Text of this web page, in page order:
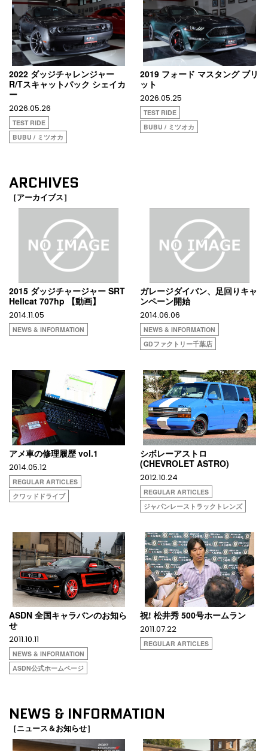
2022 ダッジチャレンジャー
R/Tスキャットパック シェイカ
ー
2026.05.26
TEST RIDE
BUBU / ミツオカ
2019 フォード マスタング ブリ
ット
2026.05.25
TEST RIDE
BUBU / ミツオカ
ARCHIVES
［アーカイブス］
2015 ダッジチャージャー SRT
Hellcat 707hp 【動画】
2014.11.05
NEWS & INFORMATION
ガレージダイバン、足回りキャ
ンペーン開始
2014.06.06
NEWS & INFORMATION
GDファクトリー千葉店
アメ車の修理履歴 vol.1
2014.05.12
REGULAR ARTICLES
クワッドドライブ
シボレーアストロ
(CHEVROLET ASTRO)
2012.10.24
REGULAR ARTICLES
ジャパンレーストラックトレンズ
ASDN 全国キャラバンのお知ら
せ
2011.10.11
NEWS & INFORMATION
ASDN公式ホームページ
祝! 松井秀 500号ホームラン
2011.07.22
REGULAR ARTICLES
NEWS & INFORMATION
［ニュース＆お知らせ］